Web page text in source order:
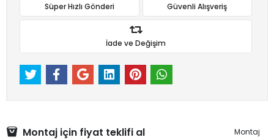
Süper Hızlı Gönderi Güvenli Alışveriş
İade ve Değişim
Montaj için fiyat teklifi al Montaj